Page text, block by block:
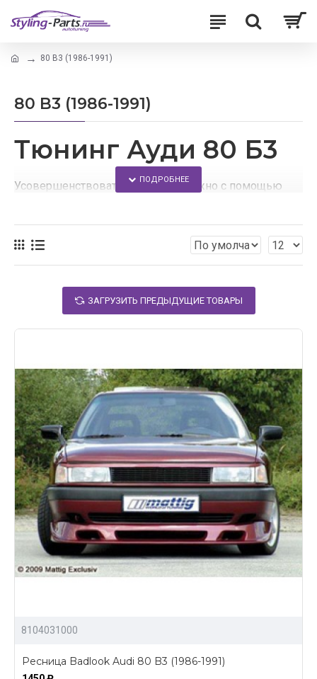
80 B3 (1986-1991)
80 B3 (1986-1991)
Тюнинг Ауди 80 Б3
Усовершенствовать свое авто можно с помощью
аэродинамические обвесы для своего автомобиля.
доступные цены на все товары;
доставка по России.
Приобрести обвесы для тюнинга Ауди 80 Б3 можно
позвонив нам, либо отправив заявку сразу на сайте.
ЗАГРУЗИТЬ ПРЕДЫДУЩИЕ ТОВАРЫ
8104031000
Ресница Badlook Audi 80 B3 (1986-1991)